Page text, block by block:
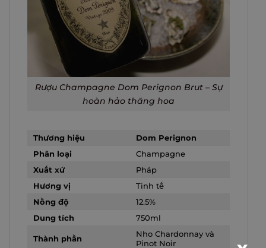
Rượu Champagne Dom Perignon Brut – Sự
hoàn hảo thăng hoa
Thương hiệu
Dom Perignon
Phân loại
Champagne
Xuất xứ
Pháp
Hương vị
Tinh tế
Nồng độ
12.5%
Dung tích
750ml
Thành phần
Nho Chardonnay và
Pinot Noir